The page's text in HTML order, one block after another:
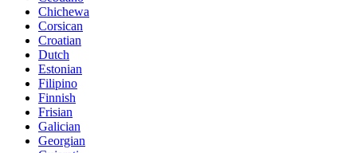
Chichewa
Corsican
Croatian
Dutch
Estonian
Filipino
Finnish
Frisian
Galician
Georgian